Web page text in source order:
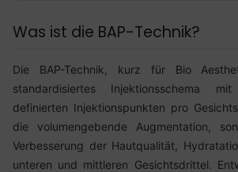
Was ist die BAP-Technik?
Die BAP-Technik, kurz für Bio
standardisiertes Injektionsschema
definierten Injektionspunkten pro
die volumengebende Augmentation,
Verbesserung der Hautqualität,
unteren und mittleren Gesichtsdrittel.